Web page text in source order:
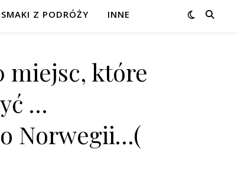
SMAKI Z PODRÓŻY INNE
miejsc, które
…
Norwegii…(